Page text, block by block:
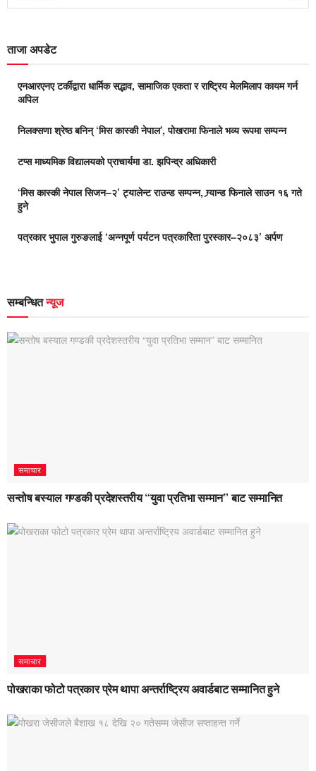
ताजा अपडेट
एनआरएनए टर्कीद्वारा धार्मिक सद्भाव, सामाजिक एकता र राष्ट्रिय मेलमिलाप कायम गर्न
अपिल
निलक्सणा श्रेष्ठ बनिन् ‘मिस कास्की नेपाल’, पोखरामा फिनाले भव्य रूपमा सम्पन्न
टप्स माध्यमिक विद्यालयको प्राचार्यमा डा. झपिन्द्र अधिकारी
‘मिस कास्की नेपाल सिजन–२’ ट्यालेन्ट राउन्ड सम्पन्न, ग्र्यान्ड फिनाले साउन १६ गते
हुने
पत्रकार भुपाल गुरुङलाई ‘अन्नपूर्ण पर्यटन पत्रकारिता पुरस्कार–२०८३’ अर्पण
सम्बन्धितन्यूज
समाचार
सन्तोष बस्याल गण्डकी प्रदेशस्तरीय “युवा प्रतिभा सम्मान” बाट सम्मानित
समाचार
पोखराका फोटो पत्रकार प्रेम थापा अन्तर्राष्ट्रिय अवार्डबाट सम्मानित हुने